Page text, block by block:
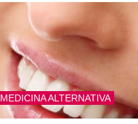
MEDICINA ALTERNATIVA